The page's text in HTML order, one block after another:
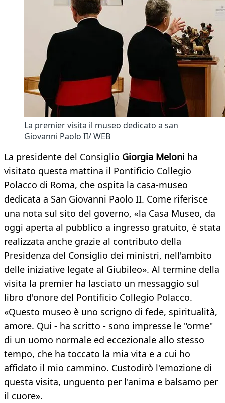
La premier visita il museo dedicato a san
Giovanni Paolo II/ WEB
La presidente del Consiglio Giorgia Meloni ha
visitato questa mattina il Pontificio Collegio
Polacco di Roma, che ospita la casa-museo
dedicata a San Giovanni Paolo II. Come riferisce
una nota sul sito del governo, «la Casa Museo, da
oggi aperta al pubblico a ingresso gratuito, è stata
realizzata anche grazie al contributo della
Presidenza del Consiglio dei ministri, nell'ambito
delle iniziative legate al Giubileo». Al termine della
visita la premier ha lasciato un messaggio sul
libro d'onore del Pontificio Collegio Polacco.
«Questo museo è uno scrigno di fede, spiritualità,
amore. Qui - ha scritto - sono impresse le "orme"
di un uomo normale ed eccezionale allo stesso
tempo, che ha toccato la mia vita e a cui ho
affidato il mio cammino. Custodirò l'emozione di
questa visita, unguento per l'anima e balsamo per
il cuore».